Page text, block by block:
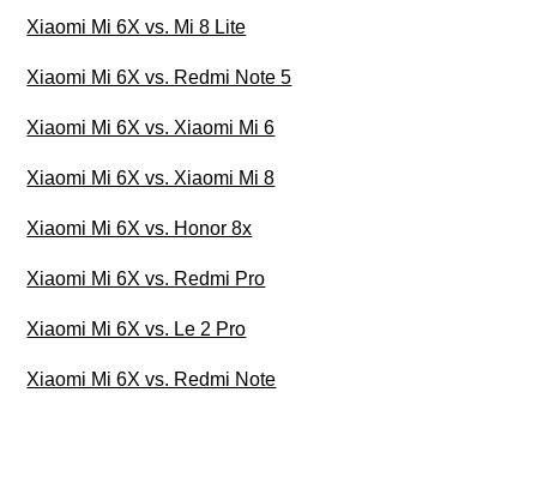
Xiaomi Mi 6X vs. Mi 8 Lite
Xiaomi Mi 6X vs. Redmi Note 5
Xiaomi Mi 6X vs. Xiaomi Mi 6
Xiaomi Mi 6X vs. Xiaomi Mi 8
Xiaomi Mi 6X vs. Honor 8x
Xiaomi Mi 6X vs. Redmi Pro
Xiaomi Mi 6X vs. Le 2 Pro
Xiaomi Mi 6X vs. Redmi Note